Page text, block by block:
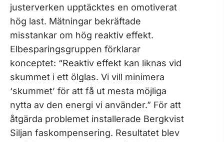
justerverken upptäcktes en omotiverat
hög last. Mätningar bekräftade
misstankar om hög reaktiv effekt.
Elbesparingsgruppen förklarar
konceptet: “Reaktiv effekt kan liknas vid
skummet i ett ölglas. Vi vill minimera
‘skummet’ för att få ut mesta möjliga
nytta av den energi vi använder.” För att
åtgärda problemet installerade Bergkvist
Siljan faskompensering. Resultatet blev